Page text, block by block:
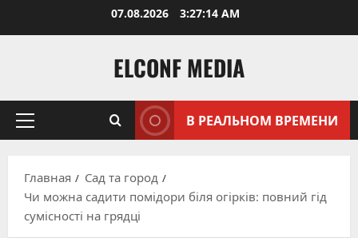
07.08.2026 3:27:16 AM
ELCONF MEDIA
Основное
В РЕАЛЬНОМ ВРЕМЕНИ
Главная
Сад та город
Чи можна садити помідори біля огірків: повний гід
сумісності на грядці